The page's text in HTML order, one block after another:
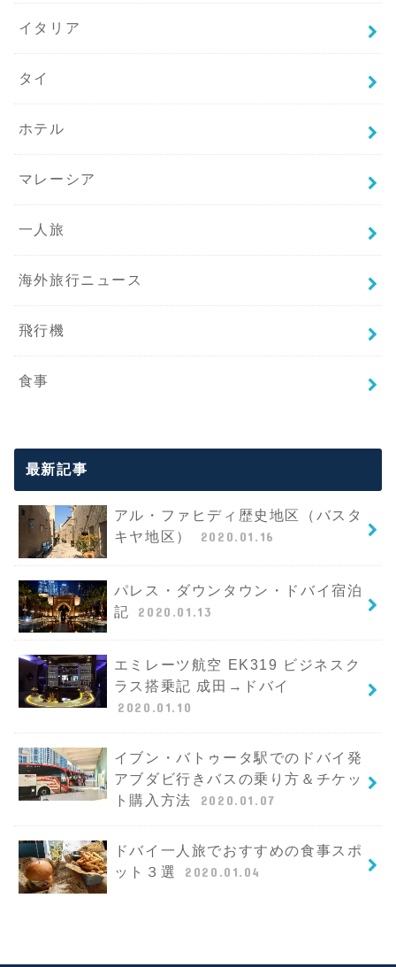
イタリア
タイ
ホテル
マレーシア
一人旅
海外旅行ニュース
飛行機
食事
最新記事
アル・ファヒディ歴史地区（バスタ
キヤ地区）
2020.01.16
パレス・ダウンタウン・ドバイ宿泊
記
2020.01.13
エミレーツ航空 EK319 ビジネスク
ラス搭乗記 成田→ドバイ
2020.01.10
イブン・バトゥータ駅でのドバイ発
アブダビ行きバスの乗り方＆チケッ
ト購入方法
2020.01.07
ドバイ一人旅でおすすめの食事スポ
ット３選
2020.01.04